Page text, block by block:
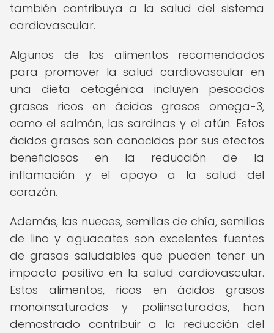
también contribuya a la salud del sistema
cardiovascular.
Algunos de los alimentos recomendados
para promover la salud cardiovascular en
una dieta cetogénica incluyen pescados
grasos ricos en ácidos grasos omega-3,
como el salmón, las sardinas y el atún. Estos
ácidos grasos son conocidos por sus efectos
beneficiosos en la reducción de la
inflamación y el apoyo a la salud del
corazón.
Además, las nueces, semillas de chía, semillas
de lino y aguacates son excelentes fuentes
de grasas saludables que pueden tener un
impacto positivo en la salud cardiovascular.
Estos alimentos, ricos en ácidos grasos
monoinsaturados y poliinsaturados, han
demostrado contribuir a la reducción del